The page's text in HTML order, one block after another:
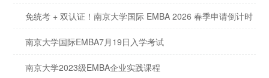
免统考 + 双认证！南京大学国际 EMBA 2026 春季申请倒计时
南京大学国际EMBA7月19日入学考试
南京大学2023级EMBA企业实践课程